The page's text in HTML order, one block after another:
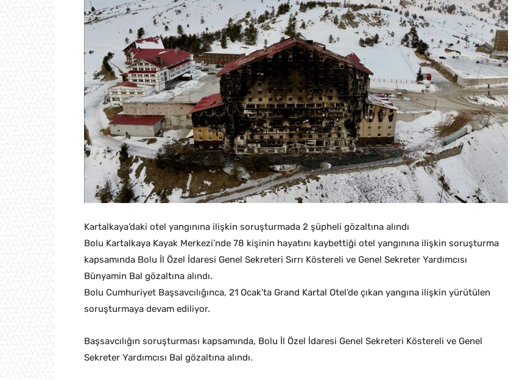
Kartalkaya’daki otel yangınına ilişkin soruşturmada 2 şüpheli gözaltına alındı
Bolu Kartalkaya Kayak Merkezi’nde 78 kişinin hayatını kaybettiği otel yangınına ilişkin soruşturma
kapsamında Bolu İl Özel İdaresi Genel Sekreteri Sırrı Köstereli ve Genel Sekreter Yardımcısı
Bünyamin Bal gözaltına alındı.
Bolu Cumhuriyet Başsavcılığınca, 21 Ocak’ta Grand Kartal Otel’de çıkan yangına ilişkin yürütülen
soruşturmaya devam ediliyor.
Başsavcılığın soruşturması kapsamında, Bolu İl Özel İdaresi Genel Sekreteri Köstereli ve Genel
Sekreter Yardımcısı Bal gözaltına alındı.